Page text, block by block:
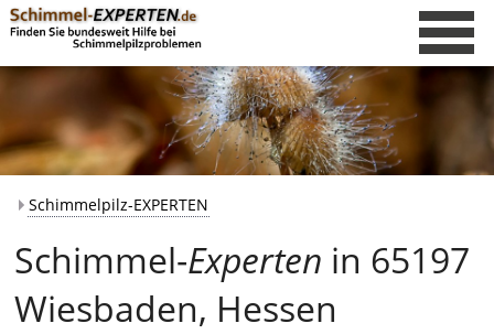
Schimmelpilz-EXPERTEN
Schimmel-Experten in 65197
Wiesbaden, Hessen